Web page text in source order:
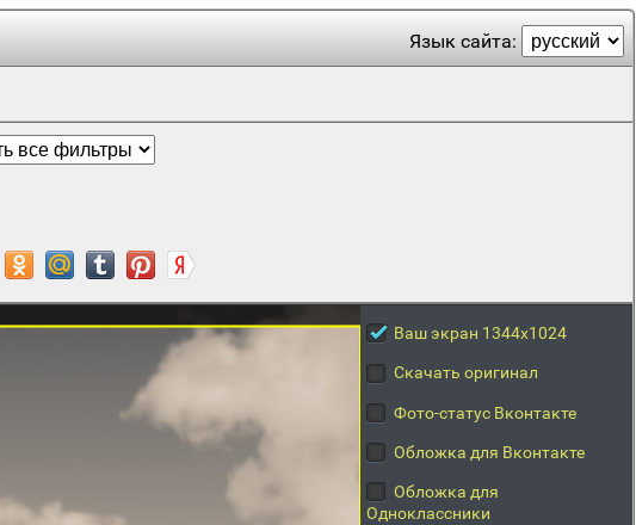
Язык сайта:
Ваш экран 1344x1024
Скачать оригинал
Фото-статус Вконтакте
Обложка для Вконтакте
Обложка для
Одноклассники